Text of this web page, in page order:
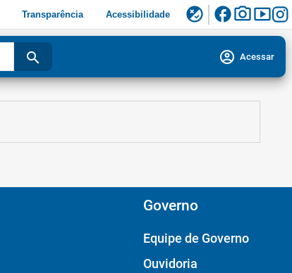
Transparência Acessibilidade flaky facebookphoto_camerasmart_display
search account_circle Acessar
Governo
Equipe de Governo
Ouvidoria